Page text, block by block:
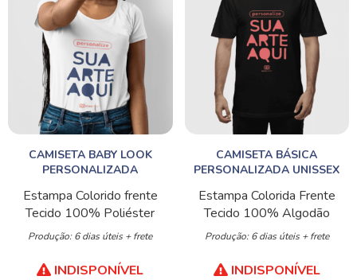
CAMISETA BABY LOOK
PERSONALIZADA
Estampa Colorido frente
Tecido 100% Poliéster
Produção: 6 dias úteis + frete
INDISPONÍVEL
CAMISETA BÁSICA
PERSONALIZADA UNISSEX
Estampa Colorida Frente
Tecido 100% Algodão
Produção: 6 dias úteis + frete
INDISPONÍVEL